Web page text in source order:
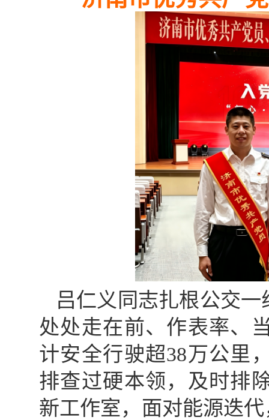
吕仁义同志扎根公交
处处走在前、作表率、
计安全行驶超38万公里
排查过硬本领，及时排
新工作室，面对能源迭